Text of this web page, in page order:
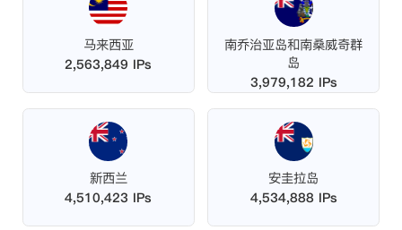
马来西亚
2,563,849 IPs
南乔治亚岛和南桑威奇群
岛
3,979,182 IPs
新西兰
4,510,423 IPs
安圭拉岛
4,534,888 IPs